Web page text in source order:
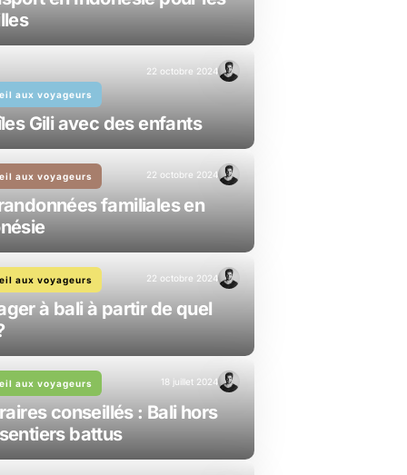
aux voyageurs
Gili avec des enfants
22 octobre 2024
aux voyageurs
familiales en
22 octobre 2024
aux voyageurs
à bali à partir de quel
22 octobre 2024
aux voyageurs
conseillés : Bali hors
battus
18 juillet 2024